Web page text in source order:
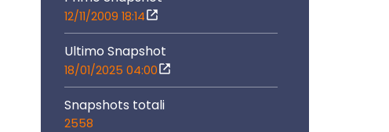
12/11/2009 18:14
Ultimo Snapshot
18/01/2025 04:00
Snapshots totali
2558